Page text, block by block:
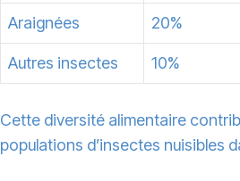
Araignées 20%
Autres insectes 10%
Cette diversité alimentaire
populations d’insectes nuisibles